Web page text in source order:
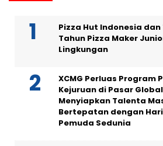
Pizza Hut Indonesia dan
Tahun Pizza Maker
Lingkungan
XCMG Perluas Program
Kejuruan di Pasar
Menyiapkan Talenta
Bertepatan dengan
Pemuda Sedunia